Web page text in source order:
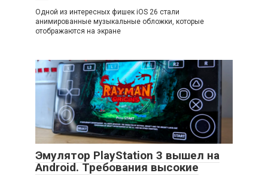
Одной из интересных фишек iOS 26 стали
анимированные музыкальные обложки, которые
отображаются на экране
Эмулятор PlayStation 3 вышел на
Android. Требования высокие